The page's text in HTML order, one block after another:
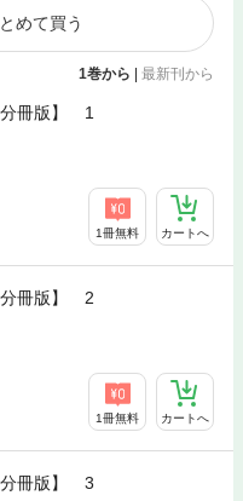
めて買う
1巻から | 最新刊から
分冊版】 1
1冊無料 カートへ
分冊版】 2
1冊無料 カートへ
分冊版】 3